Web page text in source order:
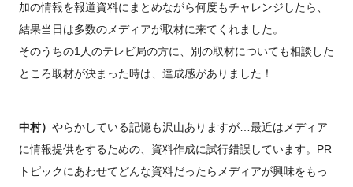
加の情報を報道資料にまとめながら何度もチャレンジしたら、
結果当日は多数のメディアが取材に来てくれました。
そのうちの1人のテレビ局の方に、別の取材についても相談した
ところ取材が決まった時は、達成感がありました！
中村） やらかしている記憶も沢山ありますが…最近はメディア
に情報提供をするための、資料作成に試行錯誤しています。PR
トピックにあわせてどんな資料だったらメディアが興味をもっ